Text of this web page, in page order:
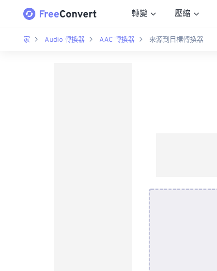
轉變 壓縮
家 Audio 轉換器 AAC 轉換器 來源到目標轉換器